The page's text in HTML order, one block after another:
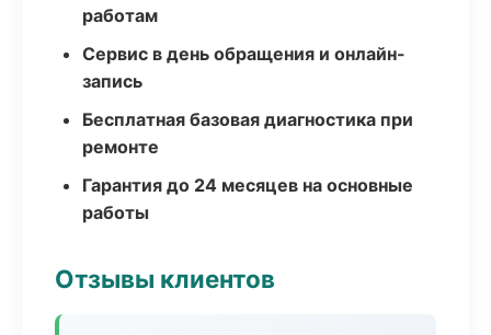
работам
Сервис в день обращения и онлайн-
запись
Бесплатная базовая диагностика при
ремонте
Гарантия до 24 месяцев на основные
работы
Отзывы клиентов